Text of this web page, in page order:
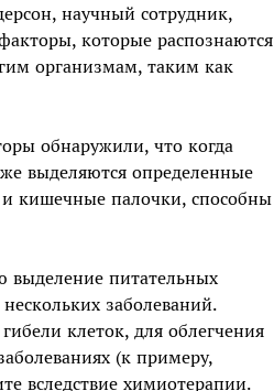
научный сотрудник,
которые распознаются
организмам, таким как
обнаружили, что когда
выделяются определенные
кишечные палочки, способны
выделение питательных
заболеваний.
клеток, для облегчения
(к примеру,
вследствие химиотерапии.